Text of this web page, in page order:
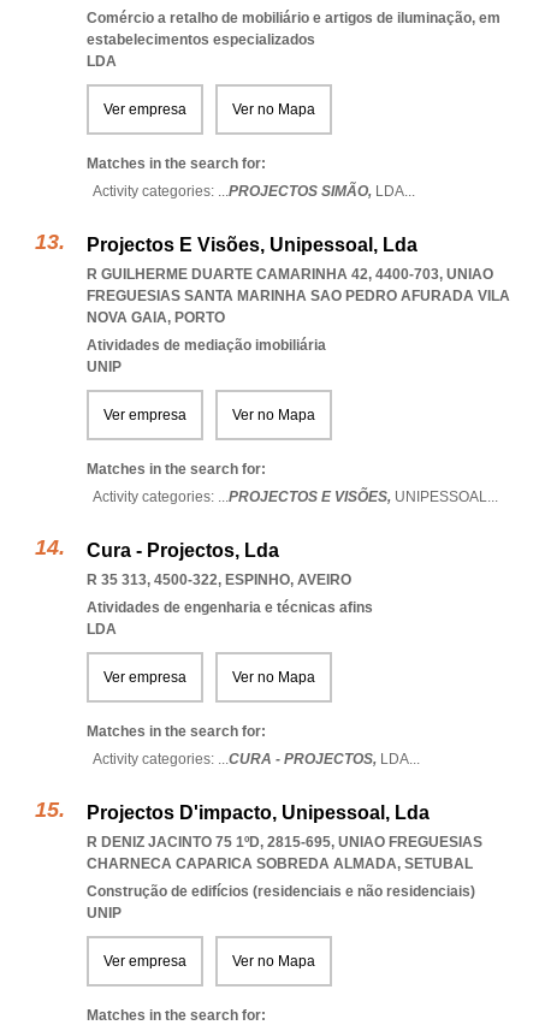
Comércio a retalho de mobiliário e artigos de iluminação, em
estabelecimentos especializados
LDA
Ver empresa Ver no Mapa
Matches in the search for:
Activity categories: ...PROJECTOS SIMÃO, LDA...
Projectos E Visões, Unipessoal, Lda
R GUILHERME DUARTE CAMARINHA 42, 4400-703, UNIAO
FREGUESIAS SANTA MARINHA SAO PEDRO AFURADA VILA
NOVA GAIA, PORTO
Atividades de mediação imobiliária
UNIP
Ver empresa Ver no Mapa
Matches in the search for:
Activity categories: ...PROJECTOS E VISÕES, UNIPESSOAL...
Cura - Projectos, Lda
R 35 313, 4500-322, ESPINHO, AVEIRO
Atividades de engenharia e técnicas afins
LDA
Ver empresa Ver no Mapa
Matches in the search for:
Activity categories: ...CURA - PROJECTOS, LDA...
Projectos D'impacto, Unipessoal, Lda
R DENIZ JACINTO 75 1ºD, 2815-695, UNIAO FREGUESIAS
CHARNECA CAPARICA SOBREDA ALMADA, SETUBAL
Construção de edifícios (residenciais e não residenciais)
UNIP
Ver empresa Ver no Mapa
Matches in the search for: